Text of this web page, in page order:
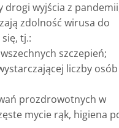
drogi wyjścia z
zdolność wirusa do
tj.:
szczepień;
liczby
prozdrowotnych w
mycie rąk, higiena